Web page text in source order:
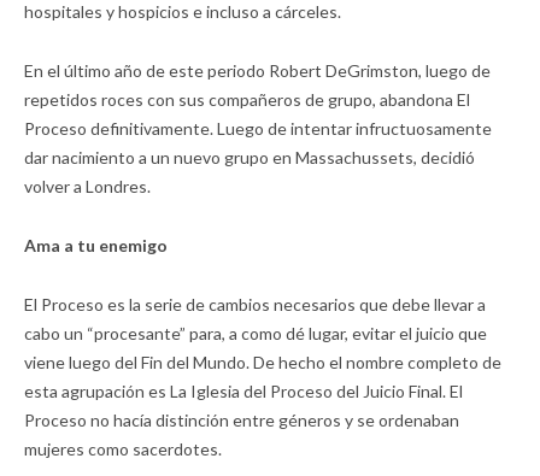
hospitales y hospicios e incluso a cárceles.
En el último año de este periodo Robert DeGrimston, luego de
repetidos roces con sus compañeros de grupo, abandona El
Proceso definitivamente. Luego de intentar infructuosamente
dar nacimiento a un nuevo grupo en Massachussets, decidió
volver a Londres.
Ama a tu enemigo
El Proceso es la serie de cambios necesarios que debe llevar a
cabo un “procesante” para, a como dé lugar, evitar el juicio que
viene luego del Fin del Mundo. De hecho el nombre completo de
esta agrupación es La Iglesia del Proceso del Juicio Final. El
Proceso no hacía distinción entre géneros y se ordenaban
mujeres como sacerdotes.